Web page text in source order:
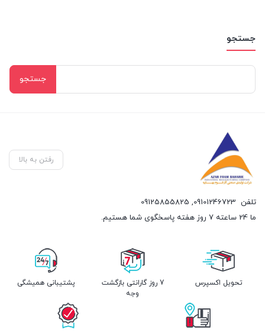
جستجو
برای:
رفتن به بالا
تلفن 09101246723
,
09125855825
ما 24 ساعته 7 روز هفته پاسخگوی شما هستیم.
تحویل اکسپرس
7 روز گارانتی بازگشت
وجه
پشتیبانی همیشگی